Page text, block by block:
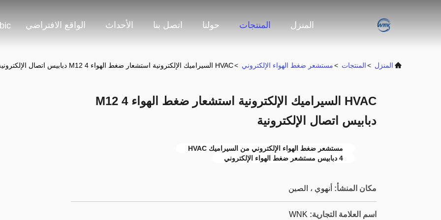
المنزل المنتجات حولنا اتصل بنا الأحداث الواقع الافتراضي
المنزل >المنتجات >مستشعر ضغط الهواء الإلكتروني >HVAC السيراميك الإلكترونية استشعار ضغط الهواء M12 4 دبابيس اتصال الإلكترونية
HVAC السيراميك الإلكترونية استشعار ضغط الهواء M12 4
دبابيس اتصال الإلكترونية
مستشعر ضغط الهواء الإلكتروني من السيراميك HVAC
4 دبابيس مستشعر ضغط الهواء الإلكتروني
مكان المنشأ: أنهوي ، الصين
اسم العلامة التجارية: WNK